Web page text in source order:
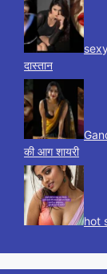
दास्तान
की आग शायरी
hot